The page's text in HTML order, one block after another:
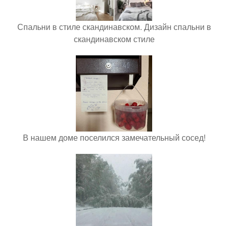
Спальни в стиле скандинавском. Дизайн спальни в
скандинавском стиле
В нашем доме поселился замечательный сосед!